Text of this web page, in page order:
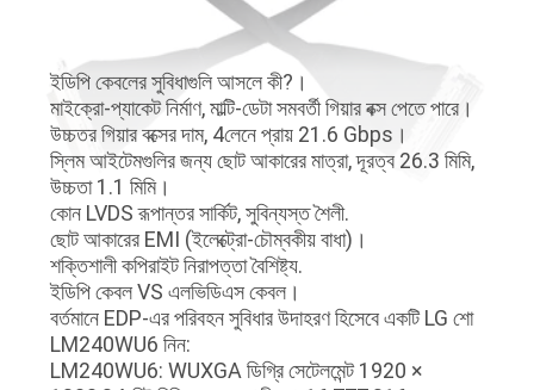
গুণমান
নিয়ন্ত্রণ
আমাদের
সাথে
যোগাযোগ
ইডিপি কেবলের সুবিধাগুলি আসলে কী?।
মাইক্রো-প্যাকেট নির্মাণ, মাল্টি-ডেটা সমবর্তী গিয়ার বক্স পেতে পারে।
উচ্চতর গিয়ার বক্সের দাম, 4লেনে প্রায় 21.6 Gbps।
স্লিম আইটেমগুলির জন্য ছোট আকারের মাত্রা, দূরত্ব 26.3 মিমি,
উচ্চতা 1.1 মিমি।
কোন LVDS রূপান্তর সার্কিট, সুবিন্যস্ত শৈলী.
ছোট আকারের EMI (ইলেক্ট্রো-চৌম্বকীয় বাধা)।
শক্তিশালী কপিরাইট নিরাপত্তা বৈশিষ্ট্য.
ইডিপি কেবল VS এলভিডিএস কেবল।
বর্তমানে EDP-এর পরিবহন সুবিধার উদাহরণ হিসেবে একটি LG শো
LM240WU6 নিন:
LM240WU6: WUXGA ডিগ্রি সেটেলমেন্ট 1920 ×